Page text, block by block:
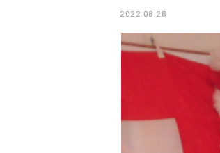
2022.08.26